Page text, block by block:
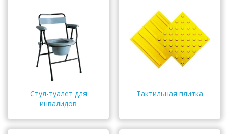
Стул-туалет для
инвалидов
Тактильная плитка